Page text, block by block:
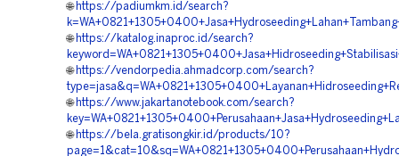
🌐 https://padiumkm.id/search?
🌐 https://katalog.inaproc.id/search?
🌐 https://vendorpedia.ahmadcorp.com/search?
🌐 https://www.jakartanotebook.com/search?
🌐 https://bela.gratisongkir.id/products/10?